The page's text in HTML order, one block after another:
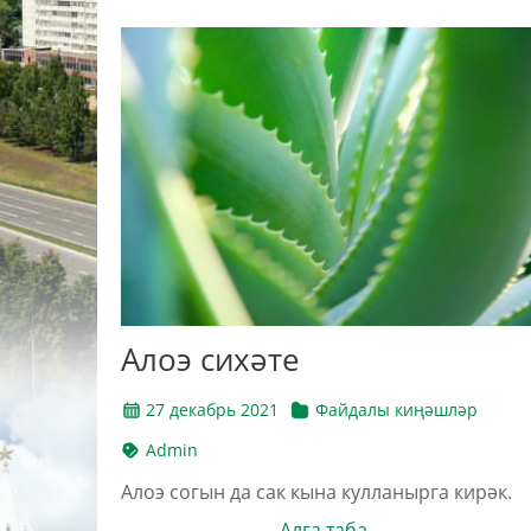
Алоэ сихәте
27 декабрь 2021
Файдалы киңәшләр
Admin
Алоэ согын да сак кына кулланырга кирәк.